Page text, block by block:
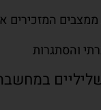
ממצבים המזכירים
והסתגרות